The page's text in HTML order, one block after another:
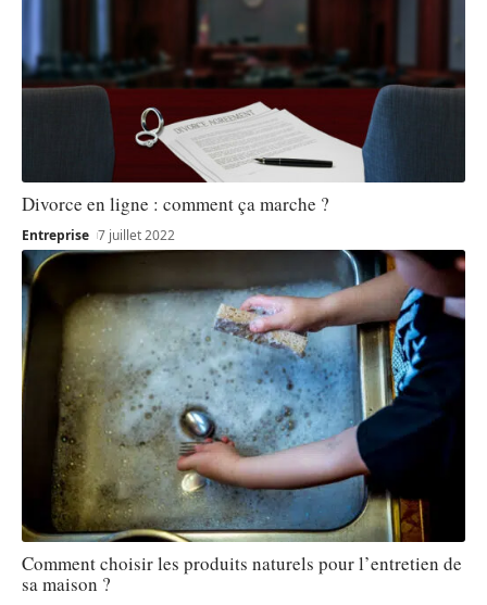
Divorce en ligne : comment ça marche ?
Entreprise 7 juillet 2022
Comment choisir les produits naturels pour l’entretien de
sa maison ?